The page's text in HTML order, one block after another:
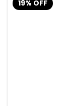
19% OFF